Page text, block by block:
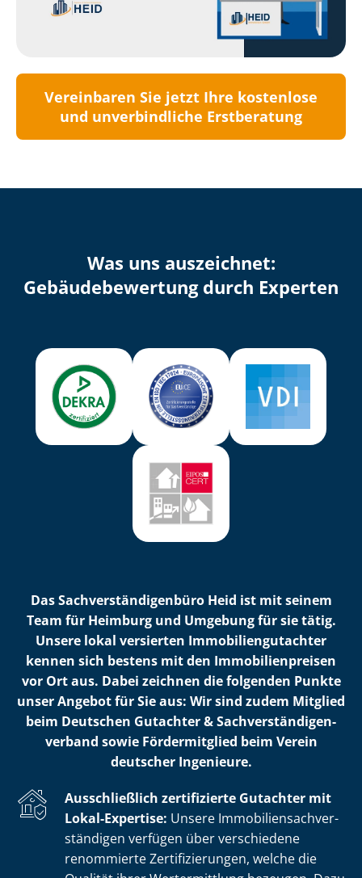
Vereinbaren Sie jetzt Ihre kostenlose
und unverbindliche Erstberatung
Was uns auszeichnet:
Ge­bäu­de­be­wer­tung durch Experten
Das Sach­ver­stän­di­gen­bü­ro Heid ist mit seinem
Team für Heimburg und Umgebung für sie tätig.
Unsere lokal versierten Im­mo­bi­li­en­gut­ach­ter
kennen sich bestens mit den Im­mo­bi­li­en­prei­sen
vor Ort aus. Dabei zeichnen die folgenden Punkte
unser Angebot für Sie aus: Wir sind zudem Mitglied
beim Deutschen Gutachter & Sach­ver­stän­di­gen­
ver­band sowie Fördermitglied beim Verein
deutscher Ingenieure.
Ausschließlich zertifizierte Gutachter mit
Lokal-Expertise: Unsere Im­mo­bi­li­en­sach­ver­
stän­di­gen verfügen über verschiedene
renommierte Zer­ti­fi­zie­run­gen, welche die